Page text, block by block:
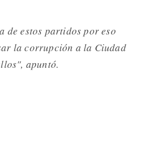
de estos partidos por eso
la corrupción a la Ciudad
apuntó.